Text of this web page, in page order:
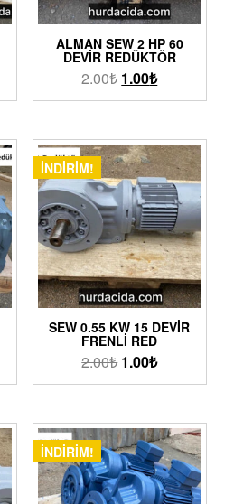
ALMAN SEW 2 HP 60
DEVIR REDÜKTÖR
2.00₺ 1.00₺
İNDIRIM!
SEW 0.55 KW 15 DEVIR
FRENLI RED
2.00₺ 1.00₺
İNDIRIM!